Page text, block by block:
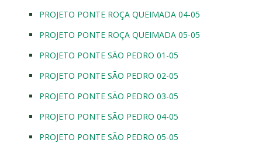
PROJETO PONTE ROÇA QUEIMADA 04-05
PROJETO PONTE ROÇA QUEIMADA 05-05
PROJETO PONTE SÃO PEDRO 01-05
PROJETO PONTE SÃO PEDRO 02-05
PROJETO PONTE SÃO PEDRO 03-05
PROJETO PONTE SÃO PEDRO 04-05
PROJETO PONTE SÃO PEDRO 05-05